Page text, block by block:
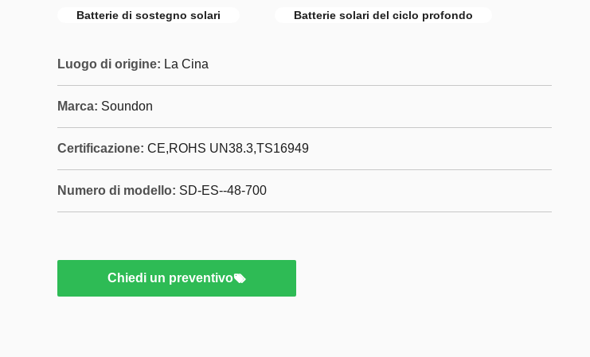
Batterie di sostegno solari Batterie solari del ciclo profondo
Luogo di origine: La Cina
Marca: Soundon
Certificazione: CE,ROHS UN38.3,TS16949
Numero di modello: SD-ES--48-700
Chiedi un preventivo